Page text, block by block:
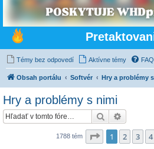
Témy bez odpovedí Aktívne témy FAQ
Obsah portálu Softvér Hry a problémy
Hry a problémy s nimi
Hľadať
1788 tém Strana z45
1 2 3 4